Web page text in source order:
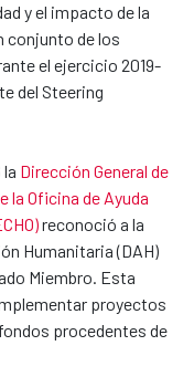
y el impacto de la
conjunto de los
el ejercicio 2019-
del Steering
Dirección General de
la Oficina de Ayuda
reconoció a la
Humanitaria (DAH)
Miembro. Esta
proyectos
procedentes de